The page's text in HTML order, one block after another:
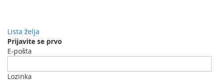
Lista želja
Prijavite se prvo
E-pošta
Lozinka